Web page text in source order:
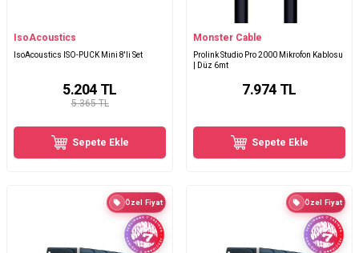
IsoAcoustics
IsoAcoustics ISO-PUCK Mini 8'li Set
5.365 TL
5.204 TL
Sepete Ekle
Monster Cable
Prolink Studio Pro 2000 Mikrofon Kablosu
| Düz 6mt
7.974 TL
Sepete Ekle
Özel Fiyat Özel Fiyat